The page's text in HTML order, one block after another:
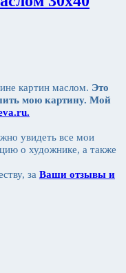
картин маслом. Это
мою картину. Мой
увидеть все мои
о художнике, а также
за Ваши отзывы и